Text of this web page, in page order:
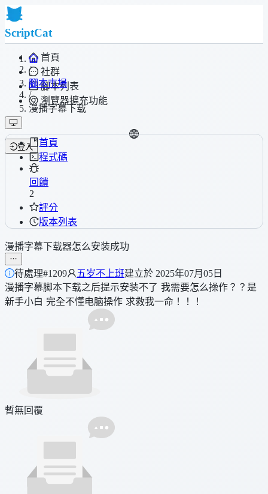
ScriptCat
首頁
社群
腳本列表
瀏覽器擴充功能
登入
/
腳本市場
/
漫播字幕下载
首頁
程式碼
回饋
2
評分
版本列表
漫播字幕下载器怎么安装成功
待處理#1209 五岁不上班建立於 2025年07月05日
漫播字幕脚本下载之后提示安装不了 我需要怎么操作？？是
新手小白 完全不懂电脑操作 求救我一命！！！
暫無回覆